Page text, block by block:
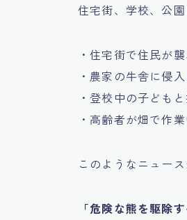
住宅街、学校、公
・住宅街で住民が
・農家の牛舎に侵
・登校中の子ども
・高齢者が畑で作
このようなニュース
「危険な熊を駆除